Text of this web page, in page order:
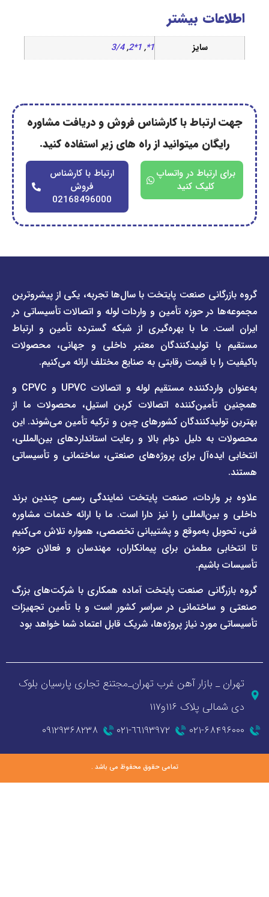
بیشتر
1*
,
با کارشناس فروش و دریافت مشاوره
میتوانید از راه های زیر استفاده کنید.
ارتباط با کارشناس
02168496000
در واتساپ
کلیک کنید
صنعت پایتخت با سال‌ها تجربه، یکی از پیشروترین
حوزه تأمین و واردات لوله و اتصالات تأسیساتی در
ما با بهره‌گیری از شبکه گسترده تأمین و ارتباط
تولیدکنندگان معتبر داخلی و جهانی، محصولات
با قیمت رقابتی به صنایع مختلف ارائه می‌کنیم.
به‌عنوان واردکننده مستقیم لوله و اتصالات UPVC و CPVC و
اتصالات کربن استیل، محصولات ما از
کشورهای چین و ترکیه تأمین می‌شوند. این
دلیل دوام بالا و رعایت استانداردهای بین‌المللی،
برای پروژه‌های صنعتی، ساختمانی و تأسیساتی
صنعت پایتخت نمایندگی رسمی چندین برند
را نیز دارا است. ما با ارائه خدمات مشاوره
به‌موقع و پشتیبانی تخصصی، همواره تلاش می‌کنیم
مطمئن برای پیمانکاران، مهندسان و فعالان حوزه
صنعت پایتخت آماده همکاری با شرکت‌های بزرگ
در سراسر کشور است و با تأمین تجهیزات
نیاز پروژه‌ها، شریک قابل اعتماد شما خواهد بود
دسترسی
سریع
صفحه
لیست
قیمت
صفحه
برند
پیمتاش
صفحه
برند
فاراب
پول
دسترسی
سریع
درباره
ما
قوانین
و
مقررات
وبلاگ
خبری
بازار آهن غرب تهران_مجتنع تجاری پارسیان بلوک
۱۱۶و۱۱۷
٦٦١٩٣٩٧٢-٠٢١ ۰۹۱۲۹۳۶۸۲۳۸
تمامی حقوق محفوظ می باشد .